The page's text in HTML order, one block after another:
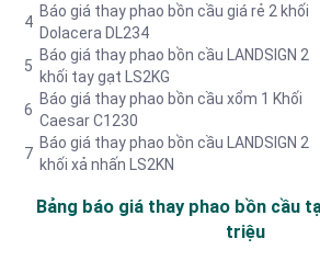
4
Báo giá thay phao bồn cầu giá rẻ 2 khối
Dolacera DL234
5
Báo giá thay phao bồn cầu LANDSIGN 2
khối tay gạt LS2KG
6
Báo giá thay phao bồn cầu xổm 1 Khối
Caesar C1230
7
Báo giá thay phao bồn cầu LANDSIGN 2
khối xả nhấn LS2KN
Bảng báo giá thay phao bồn cầu
triệu